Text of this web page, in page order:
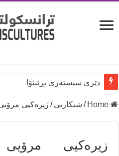
دێری سیستەری پڕێبنۆا
Home
/ شیكاریی / زیرەکیی
زیرەکیی